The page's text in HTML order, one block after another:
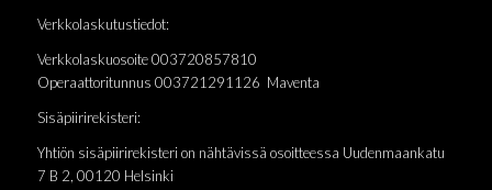
Verkkolaskutustiedot:
Verkkolaskuosoite 003720857810
Operaattoritunnus 003721291126 Maventa
Sisäpiirirekisteri:
Yhtiön sisäpiirirekisteri on nähtävissä osoitteessa Uudenmaankatu
7 B 2, 00120 Helsinki